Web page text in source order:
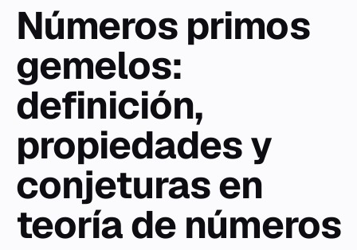
Números primos
gemelos:
definición,
propiedades y
conjeturas en
teoría de números